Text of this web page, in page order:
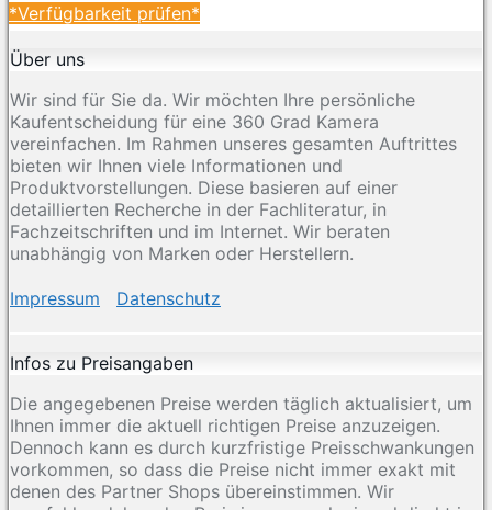
*Verfügbarkeit prüfen*
Über uns
Wir sind für Sie da. Wir möchten Ihre persönliche
Kaufentscheidung für eine 360 Grad Kamera
vereinfachen. Im Rahmen unseres gesamten Auftrittes
bieten wir Ihnen viele Informationen und
Produktvorstellungen. Diese basieren auf einer
detaillierten Recherche in der Fachliteratur, in
Fachzeitschriften und im Internet. Wir beraten
unabhängig von Marken oder Herstellern.
Impressum Datenschutz
Infos zu Preisangaben
Die angegebenen Preise werden täglich aktualisiert, um
Ihnen immer die aktuell richtigen Preise anzuzeigen.
Dennoch kann es durch kurzfristige Preisschwankungen
vorkommen, so dass die Preise nicht immer exakt mit
denen des Partner Shops übereinstimmen. Wir